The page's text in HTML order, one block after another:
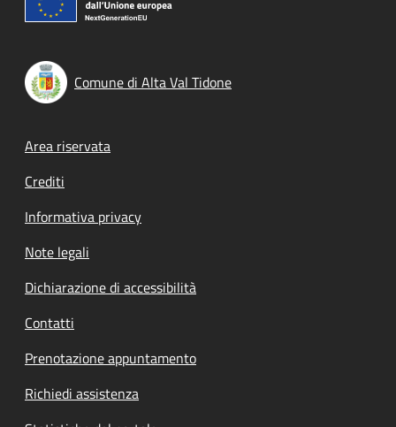
Comune di Alta Val Tidone
Footer menu
Area riservata
Crediti
Informativa privacy
Note legali
Dichiarazione di accessibilità
Contatti
Prenotazione appuntamento
Richiedi assistenza